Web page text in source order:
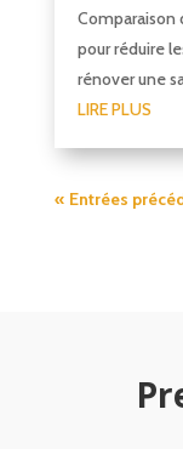
Comparaison
pour réduire
rénover une
LIRE PLUS
« Entrées